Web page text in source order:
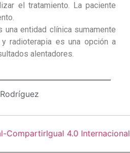
el tratamiento. La paciente
una entidad clínica sumamente
radioterapia es una opción a
alentadores.
CompartirIgual 4.0 Internacional